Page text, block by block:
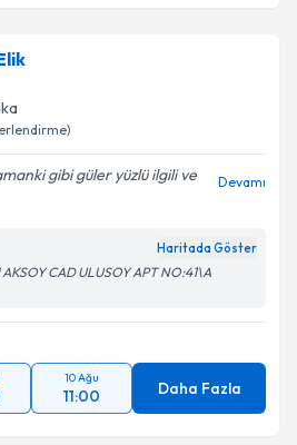
gibi güler yüzlü ilgili ve
Devamı
Haritada Göster
CAD ULUSOY APT NO:41\A
10 Ağu
11:00 Daha Fazla